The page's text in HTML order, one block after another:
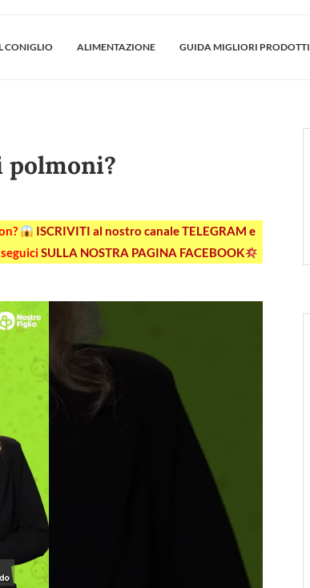
CONIGLIO ALIMENTAZIONE GUIDA MIGLIORI PRODOTTI
polmoni?
ISCRIVITI al nostro canale TELEGRAM e
SULLA NOSTRA PAGINA FACEBOOK